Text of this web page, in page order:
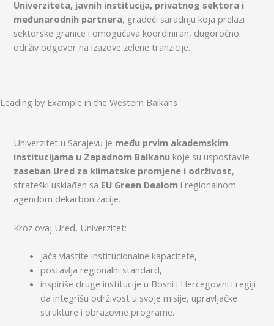
Univerziteta, javnih institucija, privatnog sektora i
međunarodnih partnera, gradeći saradnju koja prelazi
sektorske granice i omogućava koordiniran, dugoročno
održiv odgovor na izazove zelene tranzicije.
Leading by Example in the Western Balkans
Univerzitet u Sarajevu je među prvim akademskim
institucijama u Zapadnom Balkanukoje su uspostavile
zaseban Ured za klimatske promjene i održivost,
strateški usklađen sa EU Green Dealomi regionalnom
agendom dekarbonizacije.
Kroz ovaj Ured, Univerzitet:
jača vlastite institucionalne kapacitete,
postavlja regionalni standard,
inspiriše druge institucije u Bosni i Hercegovini i regiji
da integrišu održivost u svoje misije, upravljačke
strukture i obrazovne programe.